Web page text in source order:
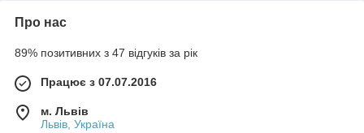
Про нас
89% позитивних з 47 відгуків за рік
Працює з 07.07.2016
м. Львів
Львів, Україна